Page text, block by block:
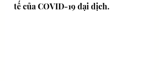
tế của COVID-19 đại dịch.